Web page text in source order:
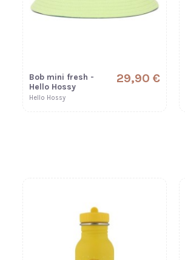
Bob mini fresh -
Hello Hossy
Hello Hossy
29,90 €